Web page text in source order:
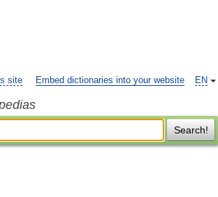
EN
site Embed dictionaries into your website
Search!